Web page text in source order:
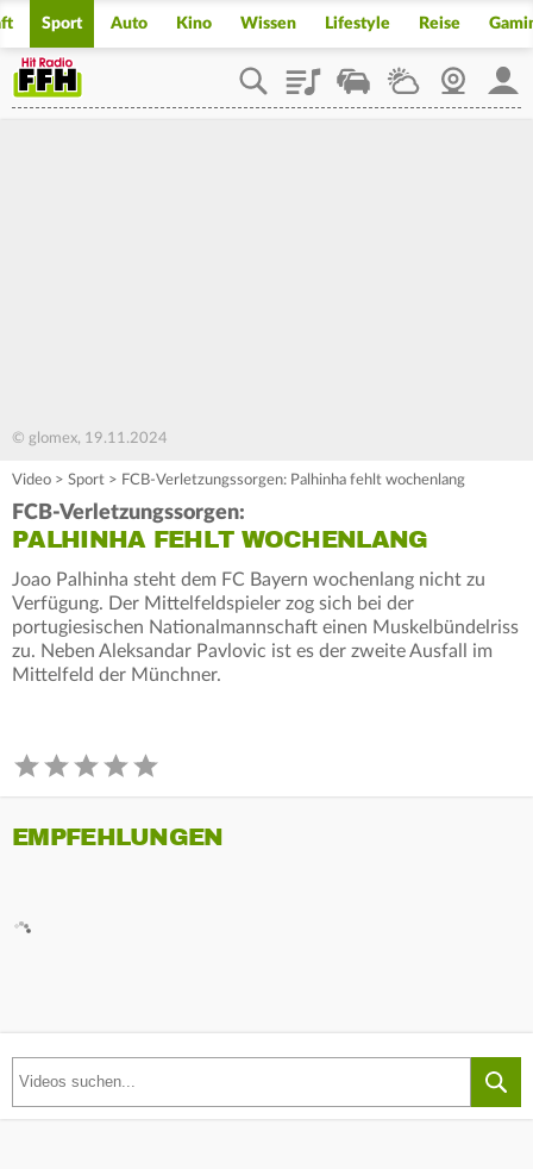
Sport Auto Kino Wissen Lifestyle Reise
PlaylistStaupilotWetterWebcam
© glomex, 19.11.2024
Video > Sport > FCB-Verletzungssorgen: Palhinha fehlt wochenlang
FCB-Verletzungssorgen:
PALHINHA FEHLT WOCHENLANG
Joao Palhinha steht dem FC Bayern wochenlang nicht zu
Verfügung. Der Mittelfeldspieler zog sich bei der
portugiesischen Nationalmannschaft einen Muskelbündelriss
zu. Neben Aleksandar Pavlovic ist es der zweite Ausfall im
Mittelfeld der Münchner.
EMPFEHLUNGEN